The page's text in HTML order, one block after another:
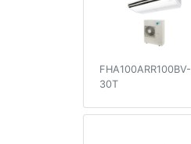
FHA100ARR100BV-
30T